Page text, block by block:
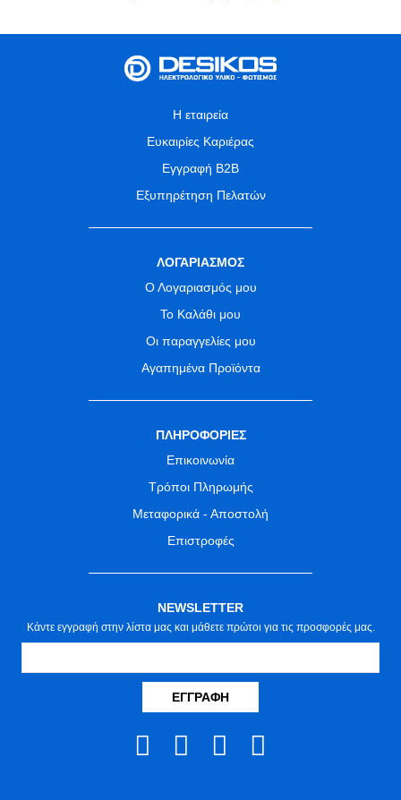
Η εταιρεία
Ευκαιρίες Καριέρας
Εγγραφή B2B
Εξυπηρέτηση Πελατών
ΛΟΓΑΡΙΑΣΜΟΣ
Ο Λογαριασμός μου
Το Καλάθι μου
Οι παραγγελίες μου
Αγαπημένα Προϊόντα
ΠΛΗΡΟΦΟΡΙΕΣ
Επικοινωνία
Τρόποι Πληρωμής
Μεταφορικά - Αποστολή
Επιστροφές
NEWSLETTER
Κάντε εγγραφή στην λίστα μας και μάθετε πρώτοι για τις προσφορές μας.
ΕΓΓΡΑΦΉ